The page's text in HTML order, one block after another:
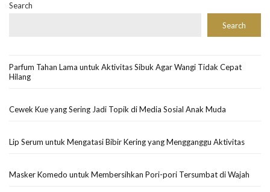
Search
Search
Parfum Tahan Lama untuk Aktivitas Sibuk Agar Wangi Tidak Cepat
Hilang
Cewek Kue yang Sering Jadi Topik di Media Sosial Anak Muda
Lip Serum untuk Mengatasi Bibir Kering yang Mengganggu Aktivitas
Masker Komedo untuk Membersihkan Pori-pori Tersumbat di Wajah